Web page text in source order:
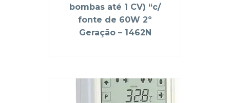
bombas até 1 CV) “c/
fonte de 60W 2º
Geração – 1462N